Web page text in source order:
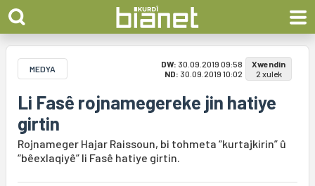
MEDYA DW: 30.09.2019 09:58
ND: 30.09.2019 10:02
Xwendin
2 xulek
Li Fasê rojnamegereke jin hatiye
girtin
Rojnameger Hajar Raissoun, bi tohmeta “kurtajkirin” û
“bêexlaqiyê” li Fasê hatiye girtin.